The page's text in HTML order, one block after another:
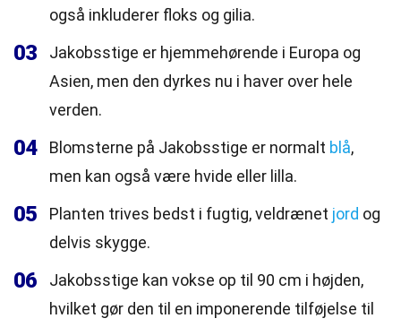
også inkluderer floks og gilia.
03
Jakobsstige er hjemmehørende i Europa og
Asien, men den dyrkes nu i haver over hele
verden.
04 Blomsterne på Jakobsstige er normalt blå,
men kan også være hvide eller lilla.
05 Planten trives bedst i fugtig, veldrænet jord og
delvis skygge.
06
Jakobsstige kan vokse op til 90 cm i højden,
hvilket gør den til en imponerende tilføjelse til